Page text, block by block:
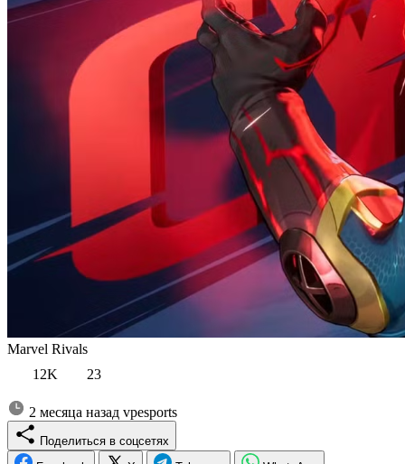
Marvel Rivals
12K
23
2 месяца назад vpesports
Поделиться в соцсетях